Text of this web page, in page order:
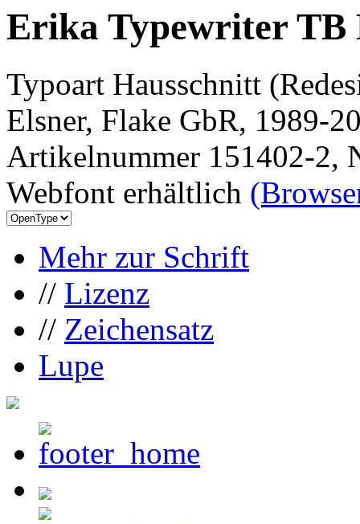
Erika Typewriter TB
Typoart Hausschnitt
Elsner, Flake GbR, 1989-
Artikelnummer 151402-2,
Webfont erhältlich
Mehr zur Schrift
// Lizenz
// Zeichensatz
Lupe